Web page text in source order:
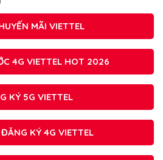
MÃI VIETTEL
4G VIETTEL HOT 2026
KÝ 5G VIETTEL
KÝ 4G VIETTEL